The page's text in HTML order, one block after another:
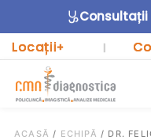
Consultații
Locații+ |
ACASĂ / ECHIPĂ / DR.